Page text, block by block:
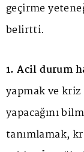
geçirme
belirtti.
1. Acil durum
yapmak ve
yapacağını
tanımlamak,